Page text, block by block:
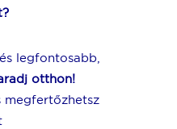
legfontosabb,
otthon!
megfertőzhetsz